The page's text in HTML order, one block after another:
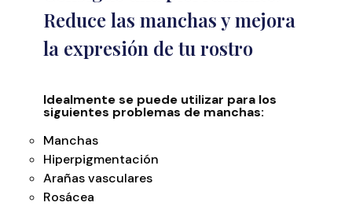
Reduce las manchas y mejora
la expresión de tu rostro
Idealmente se puede utilizar para los
siguientes problemas de manchas:
Manchas
Hiperpigmentación
Arañas vasculares
Rosácea